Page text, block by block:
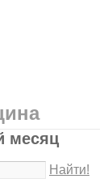
месяц
Найти!